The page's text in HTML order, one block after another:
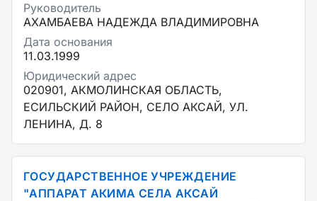
Руководитель
АХАМБАЕВА НАДЕЖДА ВЛАДИМИРОВНА
Дата основания
11.03.1999
Юридический адрес
020901, АКМОЛИНСКАЯ ОБЛАСТЬ,
ЕСИЛЬСКИЙ РАЙОН, СЕЛО АКСАЙ, УЛ.
ЛЕНИНА, Д. 8
ГОСУДАРСТВЕННОЕ УЧРЕЖДЕНИЕ
"АППАРАТ АКИМА СЕЛА АКСАЙ